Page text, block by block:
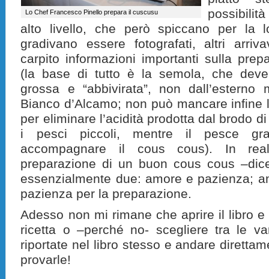
Lo Chef Francesco Pinello prepara il cuscusu
alto livello, che però spiccano per la
gradivano essere fotografati, altri
carpito informazioni importanti sulla
(la base di tutto è la semola, che deve
grossa e “abbivirata”, non dall’esterno
Bianco d’Alcamo; non può mancare
per eliminare l’acidità prodotta dal brodo
i pesci piccoli, mentre il pesce
accompagnare il cous cous). In
preparazione di un buon cous cous
essenzialmente due: amore e pazienza;
pazienza per la preparazione.
Adesso non mi rimane che aprire il libro
ricetta o –perché no- scegliere tra le
riportate nel libro stesso e andare
provarle!